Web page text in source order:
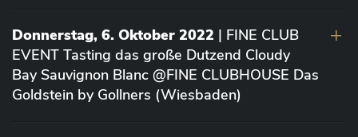
Donnerstag, 6. Oktober 2022 | FINE CLUB
EVENT Tasting das große Dutzend Cloudy
Bay Sauvignon Blanc @FINE CLUBHOUSE Das
Goldstein by Gollners (Wiesbaden)